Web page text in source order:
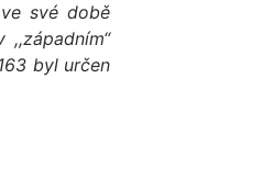
své době
byl určen